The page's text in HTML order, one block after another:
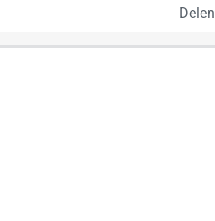
Delen